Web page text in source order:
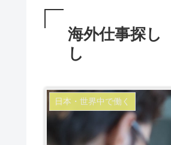
海外仕事探し
し
日本・世界中で働く